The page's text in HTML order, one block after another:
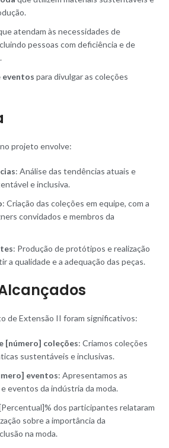
atendam às necessidades de
pessoas com deficiência e de
eventos para divulgar as coleções
projeto envolve:
: Análise das tendências atuais e
e inclusiva.
: Criação das coleções em equipe, com a
convidados e membros da
: Produção de protótipos e realização
a qualidade e a adequação das peças.
de Extensão II foram significativos:
[número] coleções: Criamos coleções
sustentáveis e inclusivas.
eventos: Apresentamos as
eventos da indústria da moda.
dos participantes relataram
sobre a importância da
na moda.